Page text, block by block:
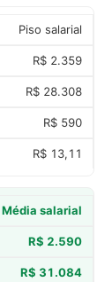
Piso salarial
R$ 2.359
R$ 28.308
R$ 590
R$ 13,11
Média salarial
R$ 2.590
R$ 31.084